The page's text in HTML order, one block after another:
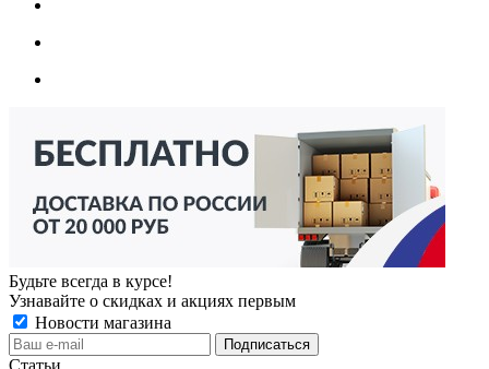
Будьте всегда в курсе!
Узнавайте о скидках и акциях первым
Новости магазина